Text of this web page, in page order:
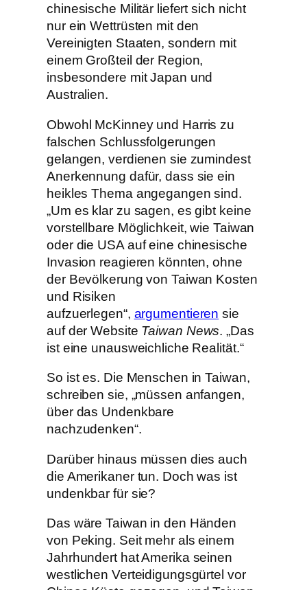
chinesische Militär liefert sich nicht
nur ein Wettrüsten mit den
Vereinigten Staaten, sondern mit
einem Großteil der Region,
insbesondere mit Japan und
Australien.
Obwohl McKinney und Harris zu
falschen Schlussfolgerungen
gelangen, verdienen sie zumindest
Anerkennung dafür, dass sie ein
heikles Thema angegangen sind.
„Um es klar zu sagen, es gibt keine
vorstellbare Möglichkeit, wie Taiwan
oder die USA auf eine chinesische
Invasion reagieren könnten, ohne
der Bevölkerung von Taiwan Kosten
und Risiken
aufzuerlegen“, argumentieren sie
auf der Website Taiwan News. „Das
ist eine unausweichliche Realität.“
So ist es. Die Menschen in Taiwan,
schreiben sie, „müssen anfangen,
über das Undenkbare
nachzudenken“.
Darüber hinaus müssen dies auch
die Amerikaner tun. Doch was ist
undenkbar für sie?
Das wäre Taiwan in den Händen
von Peking. Seit mehr als einem
Jahrhundert hat Amerika seinen
westlichen Verteidigungsgürtel vor